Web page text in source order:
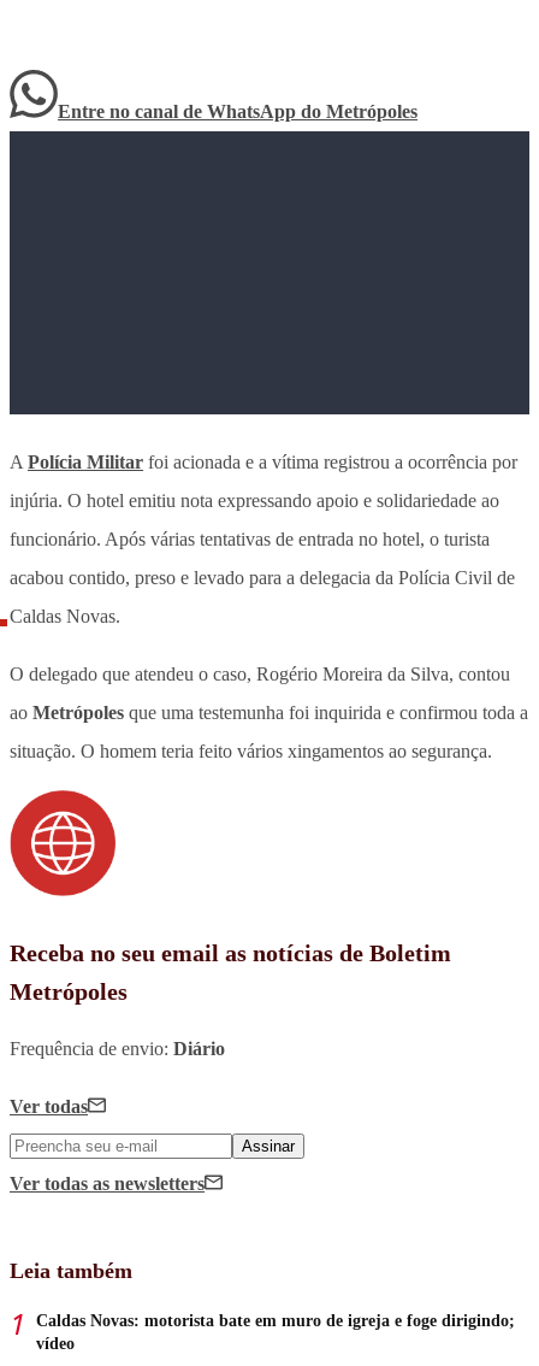
Entre no canal de WhatsApp do Metrópoles
A Polícia Militar foi acionada e a vítima registrou a ocorrência por
injúria. O hotel emitiu nota expressando apoio e solidariedade ao
funcionário. Após várias tentativas de entrada no hotel, o turista
acabou contido, preso e levado para a delegacia da Polícia Civil de
Caldas Novas.
O delegado que atendeu o caso, Rogério Moreira da Silva, contou
ao Metrópoles que uma testemunha foi inquirida e confirmou toda a
situação. O homem teria feito vários xingamentos ao segurança.
Receba no seu email as notícias de Boletim
Metrópoles
Frequência de envio: Diário
Ver todas
Assinar
Ver todas as newsletters
Leia também
Caldas Novas: motorista bate em muro de igreja e foge dirigindo;
vídeo